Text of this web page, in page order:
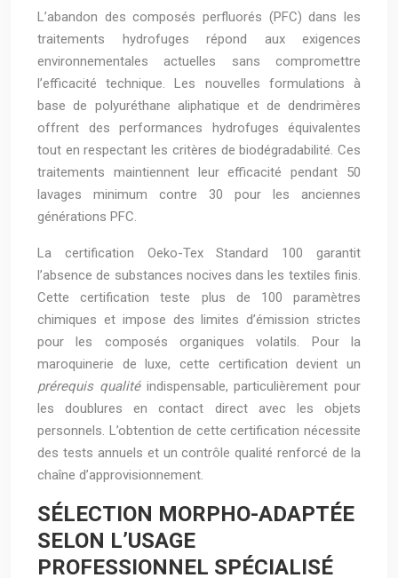
L’abandon des composés perfluorés (PFC) dans les
traitements hydrofuges répond aux exigences
environnementales actuelles sans compromettre
l’efficacité technique. Les nouvelles formulations à
base de polyuréthane aliphatique et de dendrimères
offrent des performances hydrofuges équivalentes
tout en respectant les critères de biodégradabilité. Ces
traitements maintiennent leur efficacité pendant 50
lavages minimum contre 30 pour les anciennes
générations PFC.
La certification Oeko-Tex Standard 100 garantit
l’absence de substances nocives dans les textiles finis.
Cette certification teste plus de 100 paramètres
chimiques et impose des limites d’émission strictes
pour les composés organiques volatils. Pour la
maroquinerie de luxe, cette certification devient un
prérequis qualité indispensable, particulièrement pour
les doublures en contact direct avec les objets
personnels. L’obtention de cette certification nécessite
des tests annuels et un contrôle qualité renforcé de la
chaîne d’approvisionnement.
SÉLECTION MORPHO-ADAPTÉE
SELON L’USAGE
PROFESSIONNEL SPÉCIALISÉ